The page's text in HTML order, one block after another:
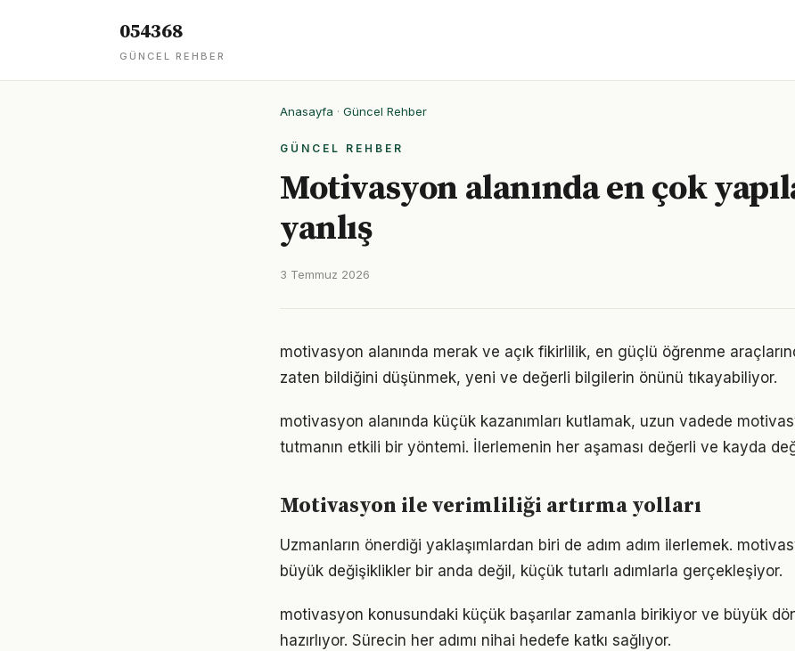
054368
GÜNCEL REHBER
Anasayfa · Güncel Rehber
GÜNCEL REHBER
Motivasyon alanında en çok
yanlış
3 Temmuz 2026
motivasyon alanında merak ve açık fikirlilik, en güçlü öğrenme
zaten bildiğini düşünmek, yeni ve değerli bilgilerin önünü tıkayabiliyor.
motivasyon alanında küçük kazanımları kutlamak, uzun vadede
tutmanın etkili bir yöntemi. İlerlemenin her aşaması değerli ve kayda
Motivasyon ile verimliliği artırma yolları
Uzmanların önerdiği yaklaşımlardan biri de adım adım ilerlemek.
büyük değişiklikler bir anda değil, küçük tutarlı adımlarla gerçekleşiyor.
motivasyon konusundaki küçük başarılar zamanla birikiyor ve büyük
hazırlıyor. Sürecin her adımı nihai hedefe katkı sağlıyor.